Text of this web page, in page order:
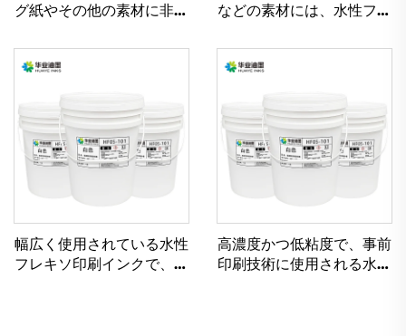
グ紙やその他の素材に非常
などの素材には、水性フレ
に非常に適しています。
幅広く使用されている水性
フレキソ印刷インクで、軽
高濃度かつ低粘度で、事前
印刷技術に使用される水性